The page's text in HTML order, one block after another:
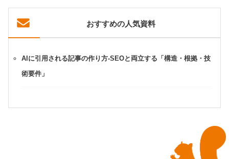
おすすめの人気資料
AIに引用される記事の作り方-SEOと両立する「構造・根拠・技
術要件」